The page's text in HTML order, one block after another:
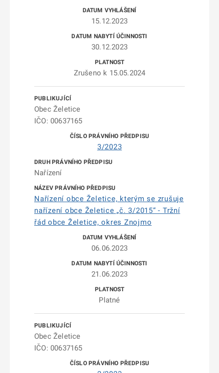
15.12.2023
30.12.2023
Zrušeno k 15.05.2024
Obec Želetice
IČO: 00637165
3/2023
Nařízení
Nařízení obce Želetice, kterým se zrušuje
nařízení obce Želetice „č. 3/2015“ - Tržní
řád obce Želetice, okres Znojmo
06.06.2023
21.06.2023
Platné
Obec Želetice
IČO: 00637165